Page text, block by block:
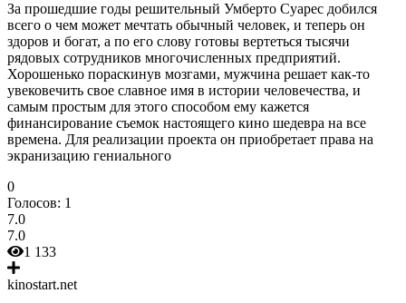
За прошедшие годы решительный Умберто Суарес добился
всего о чем может мечтать обычный человек, и теперь он
здоров и богат, а по его слову готовы вертеться тысячи
рядовых сотрудников многочисленных предприятий.
Хорошенько пораскинув мозгами, мужчина решает как-то
увековечить свое славное имя в истории человечества, и
самым простым для этого способом ему кажется
финансирование съемок настоящего кино шедевра на все
времена. Для реализации проекта он приобретает права на
экранизацию гениального
0
Голосов: 1
7.0
7.0
1 133
kinostart.net